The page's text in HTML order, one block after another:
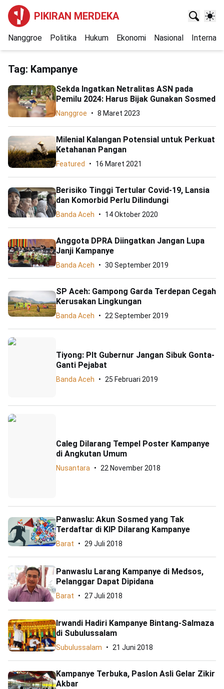
PIKIRAN MERDEKA
Nanggroe Politika Hukum Ekonomi Nasional
Tag: Kampanye
Sekda Ingatkan Netralitas ASN pada
Pemilu 2024: Harus Bijak Gunakan Sosmed
Nanggroe 8 Maret 2023
Milenial Kalangan Potensial untuk Perkuat
Ketahanan Pangan
Featured 16 Maret 2021
Berisiko Tinggi Tertular Covid-19, Lansia
dan Komorbid Perlu Dilindungi
Banda Aceh 14 Oktober 2020
Anggota DPRA Diingatkan Jangan Lupa
Janji Kampanye
Banda Aceh 30 September 2019
SP Aceh: Gampong Garda Terdepan Cegah
Kerusakan Lingkungan
Banda Aceh 22 September 2019
Tiyong: Plt Gubernur Jangan Sibuk Gonta-
Ganti Pejabat
Banda Aceh 25 Februari 2019
Caleg Dilarang Tempel Poster Kampanye
di Angkutan Umum
Nusantara 22 November 2018
Panwaslu: Akun Sosmed yang Tak
Terdaftar di KIP Dilarang Kampanye
Barat 29 Juli 2018
Panwaslu Larang Kampanye di Medsos,
Pelanggar Dapat Dipidana
Barat 27 Juli 2018
Irwandi Hadiri Kampanye Bintang-Salmaza
di Subulussalam
Subulussalam 21 Juni 2018
Kampanye Terbuka, Paslon Asli Gelar Zikir
Akbar